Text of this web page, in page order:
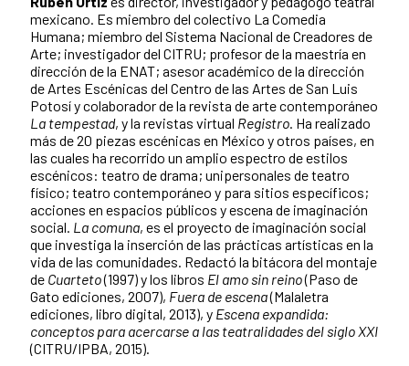
mexicano. Es miembro del colectivo La Comedia
Humana; miembro del Sistema Nacional de Creadores de
Arte; investigador del CITRU; profesor de la maestría en
dirección de la ENAT; asesor académico de la dirección
de Artes Escénicas del Centro de las Artes de San Luis
Potosí y colaborador de la revista de arte contemporáneo
La tempestad, y la revistas virtual Registro . Ha realizado
más de 20 piezas escénicas en México y otros países, en
las cuales ha recorrido un amplio espectro de estilos
escénicos: teatro de drama; unipersonales de teatro
físico; teatro contemporáneo y para sitios específicos;
acciones en espacios públicos y escena de imaginación
social. La comuna, es el proyecto de imaginación social
que investiga la inserción de las prácticas artísticas en la
vida de las comunidades. Redactó la bitácora del montaje
de Cuarteto(1997) y los libros El amo sin reino(Paso de
Gato ediciones, 2007), Fuera de escena(Malaletra
ediciones, libro digital, 2013), y Escena expandida:
conceptos para acercarse a las teatralidades del siglo XXI
(CITRU/IPBA, 2015).